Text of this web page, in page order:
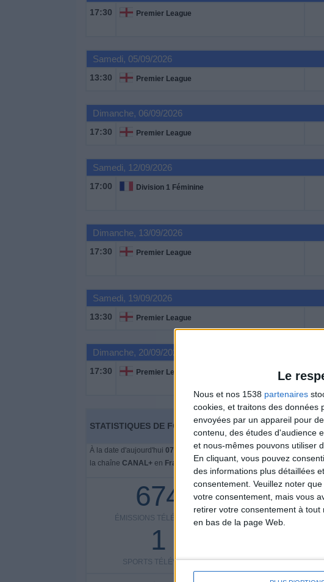
Le
Nous et nos 1538 partenaires
cookies, et traitons des données
envoyées par un appareil pour
contenu, des études d'audience
et nous-mêmes pouvons utiliser
En cliquant, vous pouvez
des informations plus détaillées
consentement. Veuillez noter
votre consentement, mais vous
retirer votre consentement à
en bas de la page Web.
17:30 Premier League
Samedi, 05/09/2026
13:30 Premier League
Dimanche, 06/09/2026
17:30 Premier League
Samedi, 12/09/2026
17:00 Division 1 Féminine
Dimanche, 13/09/2026
17:30 Premier League
Samedi, 19/09/2026
13:30 Premier League
Dimanche, 20/09/2026
17:30 Premier League
STATISTIQUES DE FOOTBALL DE LA CHAÎNE CANAL+
À la date d'aujourd'hui 07/08/2026 , et depuis que ce site web collecte
la chaîne CANAL+en France , qui a commencé le05/02/2020, nous
674
ÉMISSIONS TÉLÉVISÉES
16
COMPÉTITIONS
1
SPORTS TÉLÉVISÉS